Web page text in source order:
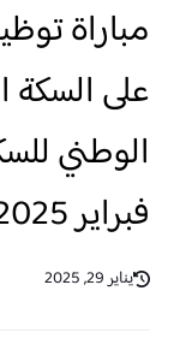
على السكة
فبراير 2025
يناير 29, 2025